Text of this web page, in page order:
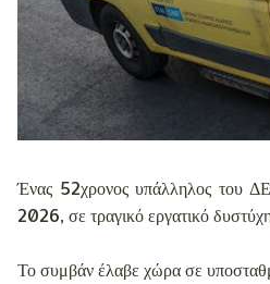
Ένας 52χρονος υπάλληλος του
2026, σε τραγικό εργατικό
Το συμβάν έλαβε χώρα σε